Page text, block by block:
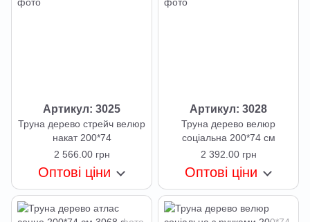
Артикул: 3025
Труна дерево стрейч велюр
накат 200*74
2 566.00 грн
Оптові ціни
Артикул: 3028
Труна дерево велюр
соціальна 200*74 см
2 392.00 грн
Оптові ціни